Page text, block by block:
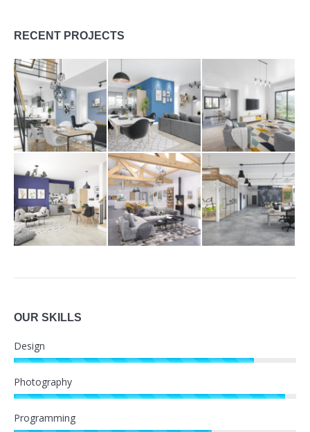
RECENT PROJECTS
OUR SKILLS
Design
Photography
Programming